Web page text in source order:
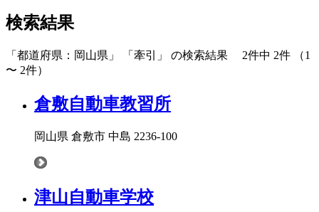
検索結果
「都道府県：岡山県」 「牽引」 の検索結果 2件中 2件 （1
〜 2件）
倉敷自動車教習所
岡山県 倉敷市 中島 2236-100
津山自動車学校